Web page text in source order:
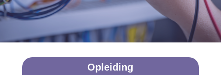
Opleiding